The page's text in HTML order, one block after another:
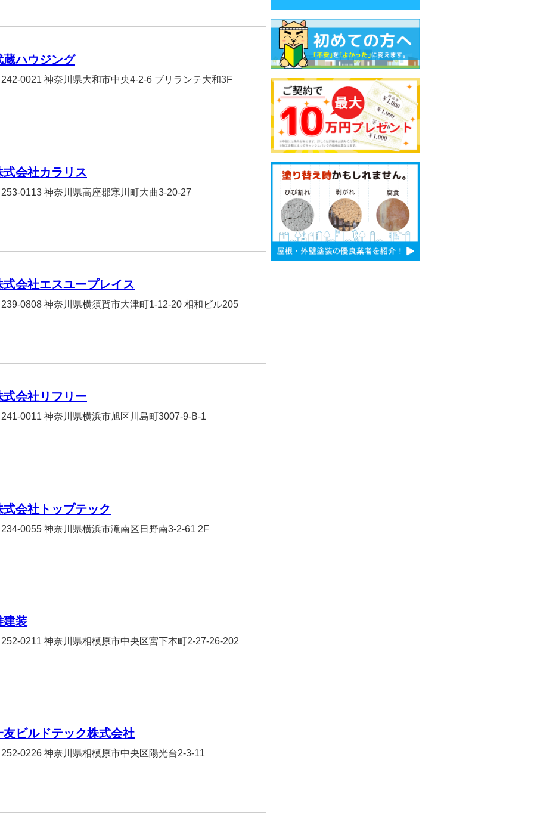
蔵ハウジング
0021 神奈川県大和市中央4-2-6 ブリランテ大和3F
式会社カラリス
0113 神奈川県高座郡寒川町大曲3-20-27
式会社エスユープレイス
0808 神奈川県横須賀市大津町1-12-20 相和ビル205
式会社リフリー
0011 神奈川県横浜市旭区川島町3007-9-B-1
式会社トップテック
0055 神奈川県横浜市滝南区日野南3-2-61 2F
建装
0211 神奈川県相模原市中央区宮下本町2-27-26-202
友ビルドテック株式会社
0226 神奈川県相模原市中央区陽光台2-3-11